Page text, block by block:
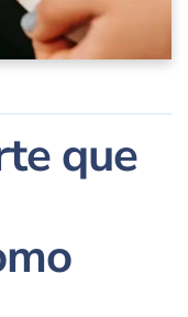
que